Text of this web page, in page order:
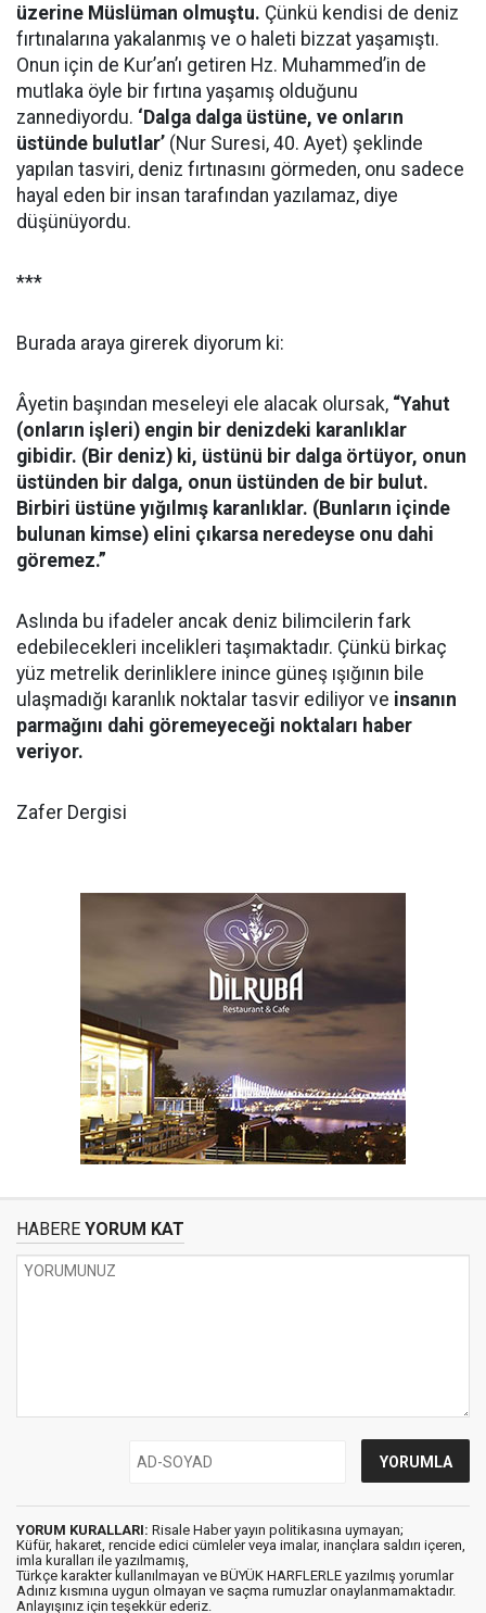
üzerine Müslüman olmuştu. Çünkü kendisi de deniz
fırtınalarına yakalanmış ve o haleti bizzat yaşamıştı.
Onun için de Kur’an’ı getiren Hz. Muhammed’in de
mutlaka öyle bir fırtına yaşamış olduğunu
zannediyordu. ‘Dalga dalga üstüne, ve onların
üstünde bulutlar’ (Nur Suresi, 40. Ayet) şeklinde
yapılan tasviri, deniz fırtınasını görmeden, onu sadece
hayal eden bir insan tarafından yazılamaz, diye
düşünüyordu.
***
Burada araya girerek diyorum ki:
Âyetin başından meseleyi ele alacak olursak, “Yahut
(onların işleri) engin bir denizdeki karanlıklar
gibidir. (Bir deniz) ki, üstünü bir dalga örtüyor, onun
üstünden bir dalga, onun üstünden de bir bulut.
Birbiri üstüne yığılmış karanlıklar. (Bunların içinde
bulunan kimse) elini çıkarsa neredeyse onu dahi
göremez.”
Aslında bu ifadeler ancak deniz bilimcilerin fark
edebilecekleri incelikleri taşımaktadır. Çünkü birkaç
yüz metrelik derinliklere inince güneş ışığının bile
ulaşmadığı karanlık noktalar tasvir ediliyor ve insanın
parmağını dahi göremeyeceği noktaları haber
veriyor.
Zafer Dergisi
HABERE YORUM KAT
YORUM KURALLARI: Risale Haber yayın politikasına uymayan;
Küfür, hakaret, rencide edici cümleler veya imalar, inançlara saldırı içeren,
imla kuralları ile yazılmamış,
Türkçe karakter kullanılmayan ve BÜYÜK HARFLERLE yazılmış yorumlar
Adınız kısmına uygun olmayan ve saçma rumuzlar onaylanmamaktadır.
Anlayışınız için teşekkür ederiz.